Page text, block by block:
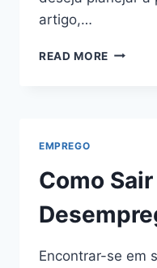
artigo,…
READ MORE
REGIMES
DE
E
EMPREGO
Como
Encontrar-se em